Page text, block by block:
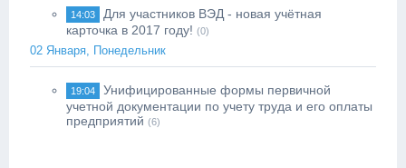
14:03
Для участников ВЭД - новая учётная
карточка в 2017 году! (0)
02 Января, Понедельник
19:04
Унифицированные формы первичной
учетной документации по учету труда и его оплаты
предприятий (6)